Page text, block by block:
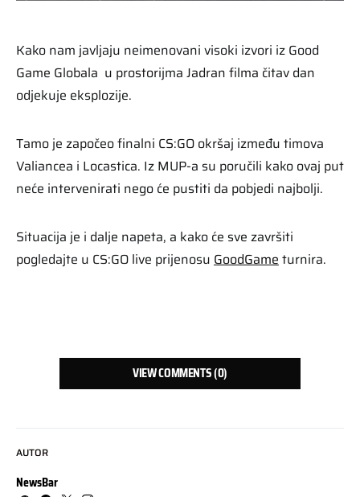
AUTOR
NewsBar
Kako nam javljaju neimenovani visoki izvori iz Good
Game Globala u prostorijma Jadran filma čitav dan
odjekuje eksplozije.
Tamo je započeo finalni CS:GO okršaj između timova
Valiancea i Locastica. Iz MUP-a su poručili kako ovaj put
neće intervenirati nego će pustiti da pobjedi najbolji.
Situacija je i dalje napeta, a kako će sve završiti
pogledajte u CS:GO live prijenosu GoodGame turnira.
VIEW COMMENTS (0)